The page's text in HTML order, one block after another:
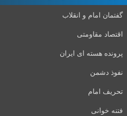
گفتمان امام و انقلاب
اقتصاد مقاومتی
پرونده هسته ای ایران
نفوذ دشمن
تحریف امام
فتنه خوانی